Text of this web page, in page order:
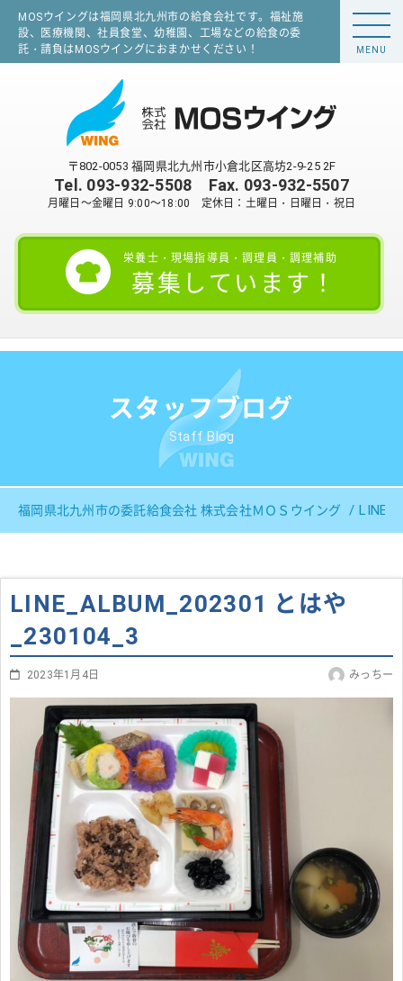
MOSウイングは福岡県北九州市の給食会社です。福祉施
設、医療機関、社員食堂、幼稚園、工場などの給食の委
託・請負はMOSウイングにおまかせください！
〒802-0053 福岡県北九州市小倉北区高坊2-9-25 2F
Tel. 093-932-5508 Fax. 093-932-5507
月曜日～金曜日 9:00～18:00 定休日：土曜日・日曜日・祝日
栄養士・現場指導員・調理員・調理補助
募集しています！
MENU
スタッフブログ
Staff Blog
福岡県北九州市の委託給食会社 株式会社ＭＯＳウイング
LINE_ALBUM_202301 とはや
_230104_3
2023年1月4日 みっちー